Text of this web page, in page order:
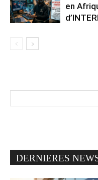
en
DERNIERES